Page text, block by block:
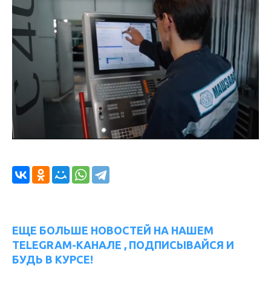
ЕЩЕ БОЛЬШЕ НОВОСТЕЙ НА НАШЕМ
TELEGRAM-КАНАЛЕ , ПОДПИСЫВАЙСЯ И
БУДЬ В КУРСЕ!